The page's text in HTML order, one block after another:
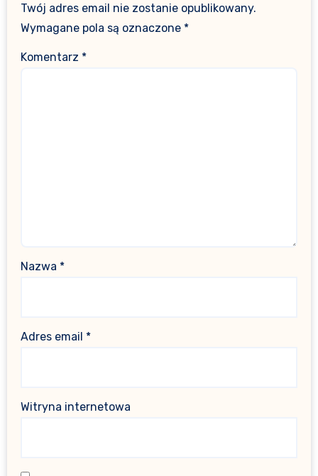
Twój adres email nie zostanie opublikowany.
Wymagane pola są oznaczone *
Komentarz *
Nazwa *
Adres email *
Witryna internetowa